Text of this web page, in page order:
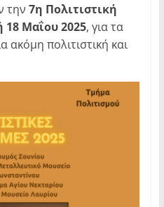
την 7η Πολιτιστική
18 Μαΐου 2025, για τα
ακόμη πολιτιστική και